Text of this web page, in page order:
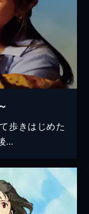
歩きはじめた
...